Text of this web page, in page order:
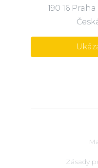
190 16
Zásady